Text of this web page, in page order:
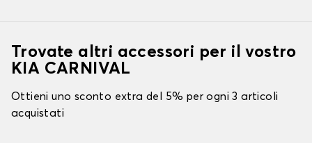
Trovate altri accessori per il vostro
KIA CARNIVAL
Ottieni uno sconto extra del 5% per ogni 3 articoli
acquistati